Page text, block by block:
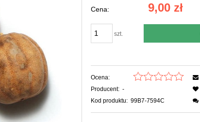
Cena: 9,00 zł
szt.
Ocena:
Producent: -
Kod produktu: 99B7-7594C